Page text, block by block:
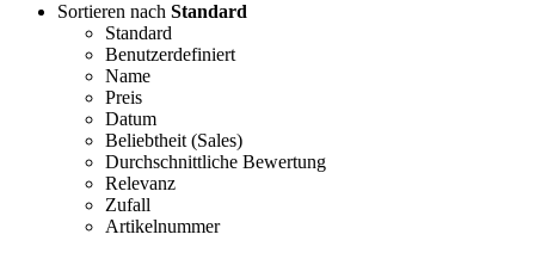
Sortieren nach Standard
Standard
Benutzerdefiniert
Name
Preis
Datum
Beliebtheit (Sales)
Durchschnittliche Bewertung
Relevanz
Zufall
Artikelnummer